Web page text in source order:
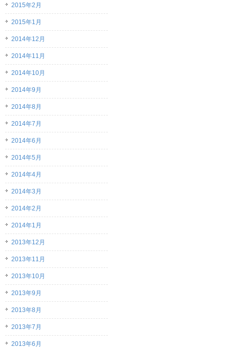
2015年2月
2015年1月
2014年12月
2014年11月
2014年10月
2014年9月
2014年8月
2014年7月
2014年6月
2014年5月
2014年4月
2014年3月
2014年2月
2014年1月
2013年12月
2013年11月
2013年10月
2013年9月
2013年8月
2013年7月
2013年6月